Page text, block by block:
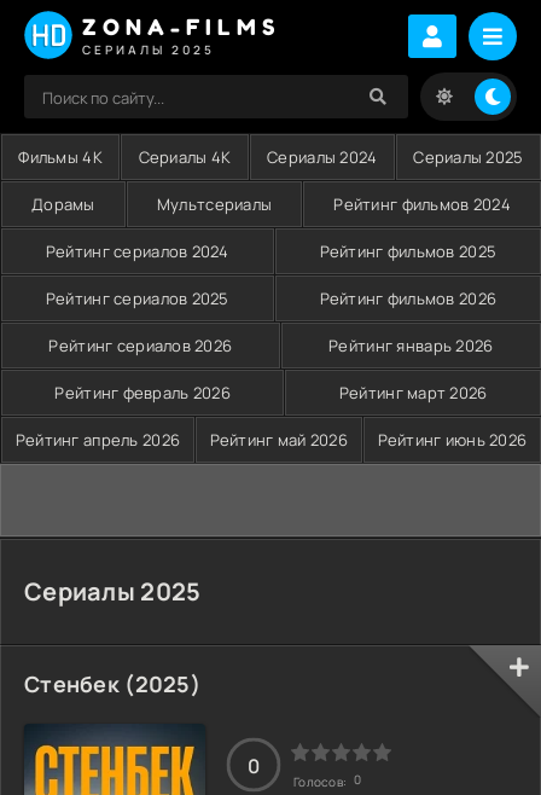
ZONA-FILMS
СЕРИАЛЫ 2025
Фильмы 4K Сериалы 4K Сериалы 2024 Сериалы 2025
Дорамы Мультсериалы Рейтинг фильмов 2024
Рейтинг сериалов 2024 Рейтинг фильмов 2025
Рейтинг сериалов 2025 Рейтинг фильмов 2026
Рейтинг сериалов 2026 Рейтинг январь 2026
Рейтинг февраль 2026 Рейтинг март 2026
Рейтинг апрель 2026 Рейтинг май 2026 Рейтинг июнь 2026
Сериалы 2025
Стенбек (2025)
0
Голосов: 0